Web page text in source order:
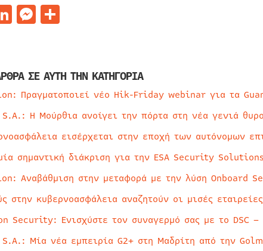
LinkedIn
Messenger
Μοιραστείτε
ΣΕ ΑΥΤΗ ΤΗΝ ΚΑΤΗΓΟΡΙΑ
Πραγματοποιεί νέο Hik-Friday webinar για τα
S.A.: Η Μούρθια ανοίγει την πόρτα στη νέα γενιά
εισέρχεται στην εποχή των αυτόνομων
σημαντική διάκριση για την ESA Security Solutions
Αναβάθμιση στην μεταφορά με την λύση
στην κυβερνοασφάλεια αναζητούν οι μισές εταιρείες
Security: Ενισχύστε τον συναγερμό σας με το DSC –
S.A.: Μία νέα εμπειρία G2+ στη Μαδρίτη από την